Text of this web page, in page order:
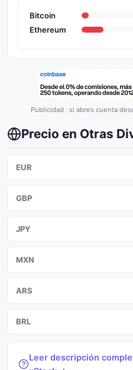
Bitcoin
Ethereum
Publicidad · si abres cuenta
Precio en Otras
EUR
GBP
JPY
MXN
ARS
BRL
Leer descripción